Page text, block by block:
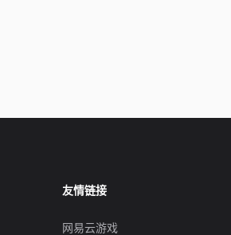
友情链接
网易云游戏